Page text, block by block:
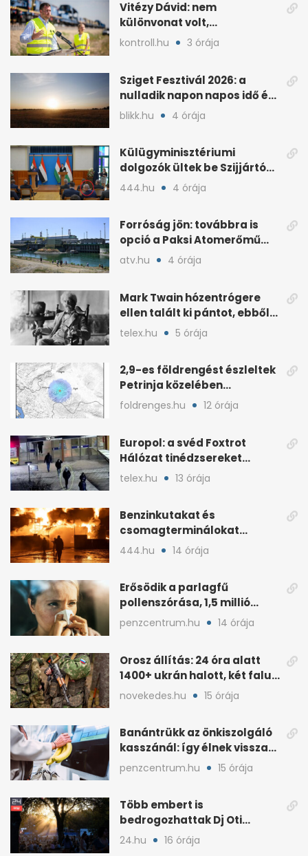
Vitézy Dávid: nem
különvonat volt,
próbameneten utazott
kontroll.hu 3 órája
Sziget Fesztivál 2026: a
nulladik napon napos idő és
kánikula jön
blikk.hu 4 órája
Külügyminisztériumi
dolgozók ültek be Szijjártó
sajtótájékoztatóira
444.hu 4 órája
Forróság jön: továbbra is
opció a Paksi Atomerőmű
teljes leállítása
atv.hu 4 órája
Mark Twain hózentrógere
ellen talált ki pántot, ebből
lett a melltartóé
telex.hu 5 órája
2,9-es földrengést észleltek
Petrinja közelében
augusztus 9-én este
foldrenges.hu 12 órája
Europol: a svéd Foxtrot
Hálózat tinédzsereket
szervez be leszámolásokra
telex.hu 13 órája
Benzinkutakat és
csomagterminálokat
támadnak: sérül Ukrajna
444.hu 14 órája
Erősödik a parlagfű
pollenszórása, 1,5 millió
magyart érinthet
penzcentrum.hu 14 órája
Orosz állítás: 24 óra alatt
1400+ ukrán halott, két falu
elfoglalva
novekedes.hu 15 órája
Banántrükk az önkiszolgáló
kasszánál: így élnek vissza
egyes vevők
penzcentrum.hu 15 órája
Több embert is
bedrogozhattak Dj Oti
koncertjén, a Sziget reagált
24.hu 16 órája